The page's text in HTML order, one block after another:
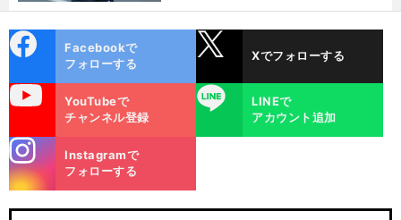
金栗杯に輝く
ok
Facebookで
フォローする
Xでフォローする
YouTubeで
チャンネル登録
LINE
LINEで
アカウント追加
m
Instagramで
フォローする